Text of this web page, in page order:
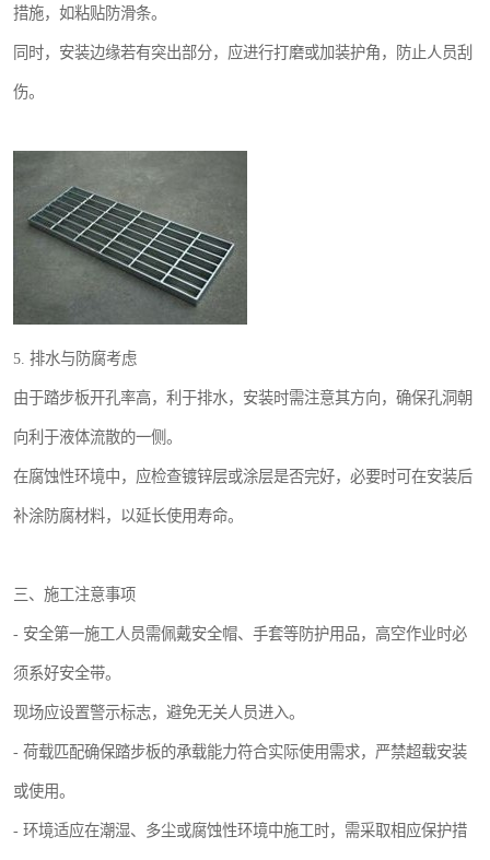
措施，如粘贴防滑条。
同时，安装边缘若有突出部分，应进行打磨或加装护角，防止人员刮
伤。
5. 排水与防腐考虑
由于踏步板开孔率高，利于排水，安装时需注意其方向，确保孔洞朝
向利于液体流散的一侧。
在腐蚀性环境中，应检查镀锌层或涂层是否完好，必要时可在安装后
补涂防腐材料，以延长使用寿命。
三、施工注意事项
- 安全第一施工人员需佩戴安全帽、手套等防护用品，高空作业时必
须系好安全带。
现场应设置警示标志，避免无关人员进入。
- 荷载匹配确保踏步板的承载能力符合实际使用需求，严禁超载安装
或使用。
- 环境适应在潮湿、多尘或腐蚀性环境中施工时，需采取相应保护措